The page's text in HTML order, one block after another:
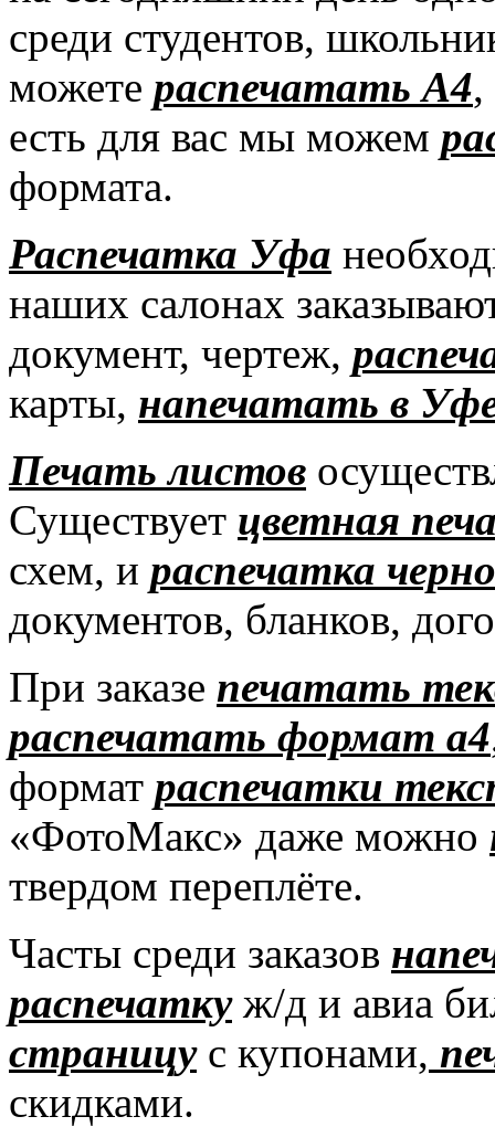
среди студентов,
можете распечатать А4
есть для вас мы можем
формата.
Распечатка Уфа
наших салонах
документ, чертеж,
карты, напечатать в
Печать листов
Существует цветная
схем, и распечатка
документов, бланков,
При заказе печатать
распечатать формат а4
формат распечатки
«ФотоМакс» даже можно
твердом переплёте.
Часты среди заказов
распечаткуж/д и авиа
страницус купонами,
скидками.